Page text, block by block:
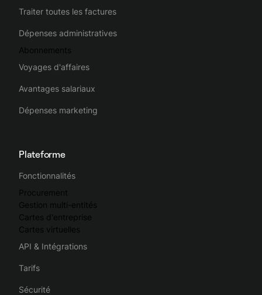
Traiter toutes les factures
Dépenses administratives
Abonnements
Voyages d'affaires
Avantages salariaux
Dépenses marketing
Plateforme
Fonctionnalités
Procurement
Gestion multi-entités
Cartes d'entreprise
Cartes virtuelles
API & Intégrations
Tarifs
Sécurité